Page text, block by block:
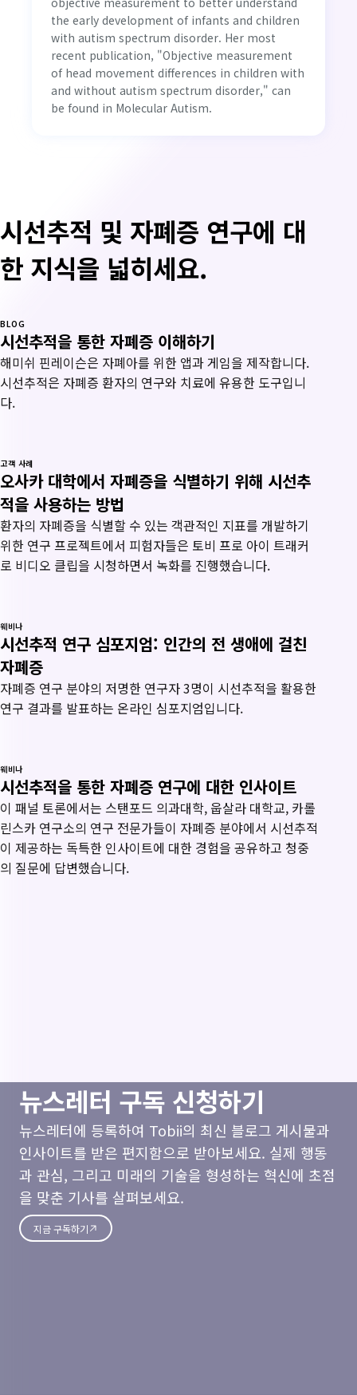
the early development of infants and children
with autism spectrum disorder. Her most
recent publication, "Objective measurement
of head movement differences in children with
and without autism spectrum disorder," can
be found in Molecular Autism.
시선추적 및 자폐증 연구에 대
한 지식을 넓히세요.
BLOG
시선추적을 통한 자폐증 이해하기
해미쉬 핀레이슨은 자폐아를 위한 앱과 게임을 제작합니다.
시선추적은 자폐증 환자의 연구와 치료에 유용한 도구입니
다.
고객 사례
오사카 대학에서 자폐증을 식별하기 위해 시선추
적을 사용하는 방법
환자의 자폐증을 식별할 수 있는 객관적인 지표를 개발하기
위한 연구 프로젝트에서 피험자들은 토비 프로 아이 트래커
로 비디오 클립을 시청하면서 녹화를 진행했습니다.
웨비나
시선추적 연구 심포지엄: 인간의 전 생애에 걸친
자폐증
자폐증 연구 분야의 저명한 연구자 3명이 시선추적을 활용한
연구 결과를 발표하는 온라인 심포지엄입니다.
웨비나
시선추적을 통한 자폐증 연구에 대한 인사이트
이 패널 토론에서는 스탠포드 의과대학, 웁살라 대학교, 카롤
린스카 연구소의 연구 전문가들이 자폐증 분야에서 시선추적
이 제공하는 독특한 인사이트에 대한 경험을 공유하고 청중
의 질문에 답변했습니다.
뉴스레터 구독 신청하기
뉴스레터에 등록하여 Tobii의 최신 블로그 게시물과
인사이트를 받은 편지함으로 받아보세요. 실제 행동
과 관심, 그리고 미래의 기술을 형성하는 혁신에 초점
을 맞춘 기사를 살펴보세요.
지금 구독하기